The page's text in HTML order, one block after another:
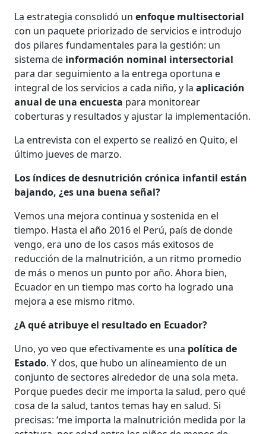
La estrategia consolidó unenfoque multisectorial
con un paquete priorizado de servicios e introdujo
dos pilares fundamentales para la gestión: un
sistema de información nominal intersectorial
para dar seguimiento a la entrega oportuna e
integral de los servicios a cada niño, y laaplicación
anual de una encuesta para monitorear
coberturas y resultados y ajustar la implementación.
La entrevista con el experto se realizó en Quito, el
último jueves de marzo.
Los índices de desnutrición crónica infantil están
bajando, ¿es una buena señal?
Vemos una mejora continua y sostenida en el
tiempo. Hasta el año 2016 el Perú, país de donde
vengo, era uno de los casos más exitosos de
reducción de la malnutrición, a un ritmo promedio
de más o menos un punto por año. Ahora bien,
Ecuador en un tiempo mas corto ha logrado una
mejora a ese mismo ritmo.
¿A qué atribuye el resultado en Ecuador?
Uno, yo veo que efectivamente es una política de
Estado. Y dos, que hubo un alineamiento de un
conjunto de sectores alrededor de una sola meta.
Porque puedes decir me importa la salud, pero qué
cosa de la salud, tantos temas hay en salud. Si
precisas: ‘me importa la malnutrición medida por la